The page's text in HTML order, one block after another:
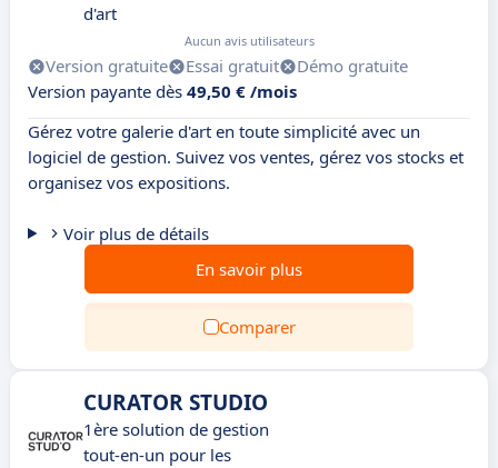
d'art
Aucun avis utilisateurs
Version gratuite Essai gratuit
Démo gratuite
Version payante dès 49,50 € /mois
Gérez votre galerie d'art en toute simplicité avec un
logiciel de gestion. Suivez vos ventes, gérez vos stocks et
organisez vos expositions.
Voir plus de détails
En savoir plus
Comparer
CURATOR STUDIO
1ère solution de gestion
tout-en-un pour les